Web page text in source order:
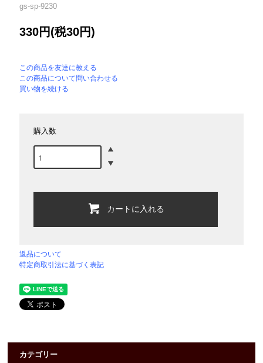
gs-sp-9230
330円(税30円)
この商品を友達に教える
この商品について問い合わせる
買い物を続ける
購入数
カートに入れる
返品について
特定商取引法に基づく表記
カテゴリー